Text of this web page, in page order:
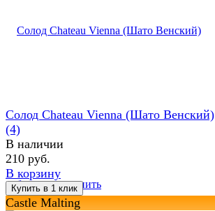
избранное сравнить
Солод Chateau Vienna (Шато Венский)
(4)
В наличии
210 руб.
В корзину
Castle Malting